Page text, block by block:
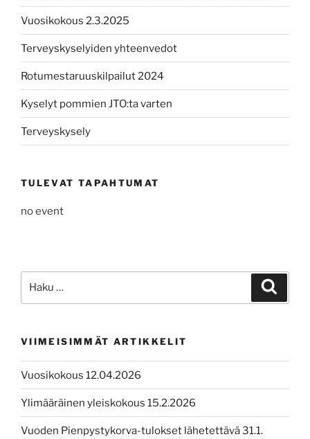
Vuosikokous 2.3.2025
Terveyskyselyiden yhteenvedot
Rotumestaruuskilpailut 2024
Kyselyt pommien JTO:ta varten
Terveyskysely
TULEVAT TAPAHTUMAT
no event
VIIMEISIMMÄT ARTIKKELIT
Vuosikokous 12.04.2026
Ylimääräinen yleiskokous 15.2.2026
Vuoden Pienpystykorva-tulokset lähetettävä 31.1.